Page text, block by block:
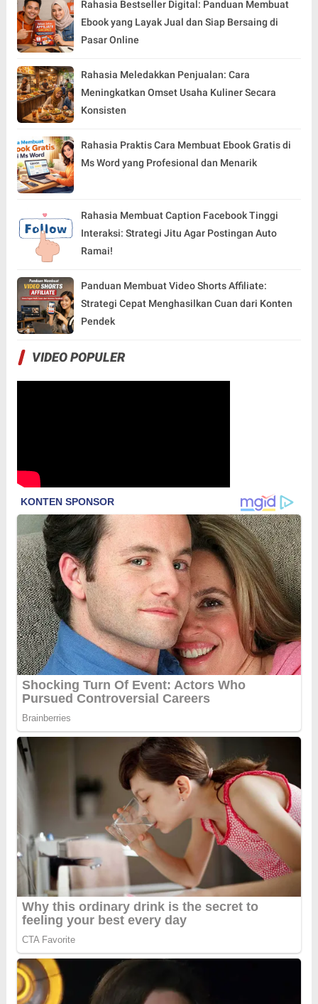
Rahasia Bestseller Digital: Panduan Membuat
Ebook yang Layak Jual dan Siap Bersaing di
Pasar Online
Rahasia Meledakkan Penjualan: Cara
Meningkatkan Omset Usaha Kuliner Secara
Konsisten
Rahasia Praktis Cara Membuat Ebook Gratis di
Ms Word yang Profesional dan Menarik
Rahasia Membuat Caption Facebook Tinggi
Interaksi: Strategi Jitu Agar Postingan Auto
Ramai!
Panduan Membuat Video Shorts Affiliate:
Strategi Cepat Menghasilkan Cuan dari Konten
Pendek
VIDEO POPULER